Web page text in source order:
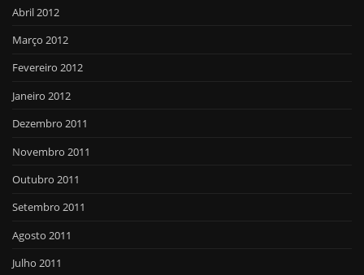
Abril 2012
Março 2012
Fevereiro 2012
Janeiro 2012
Dezembro 2011
Novembro 2011
Outubro 2011
Setembro 2011
Agosto 2011
Julho 2011